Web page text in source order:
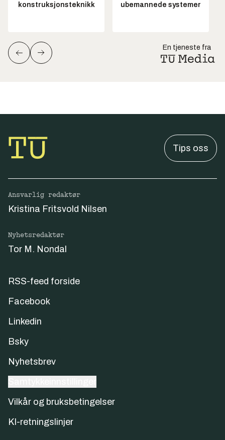
konstruksjonsteknikk
ubemannede systemer
En tjeneste fra
Tips oss
Ansvarlig redaktør
Kristina Fritsvold Nilsen
Nyhetsredaktør
Tor M. Nondal
RSS-feed forside
Facebook
Linkedin
Bsky
Nyhetsbrev
Vilkår og bruksbetingelser
KI-retningslinjer